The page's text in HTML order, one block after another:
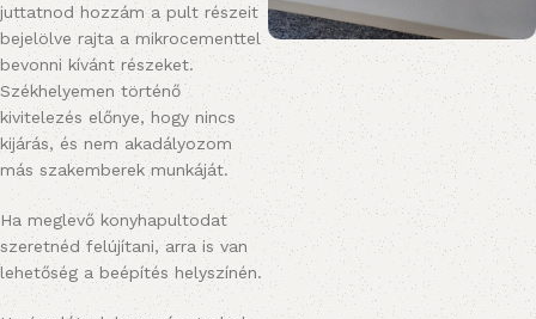
juttatnod hozzám a pult részeit
bejelölve rajta a mikrocementtel
bevonni kívánt részeket.
Székhelyemen történő
kivitelezés előnye, hogy nincs
kijárás, és nem akadályozom
más szakemberek munkáját.
Ha meglevő konyhapultodat
szeretnéd felújítani, arra is van
lehetőség a beépítés helyszínén.